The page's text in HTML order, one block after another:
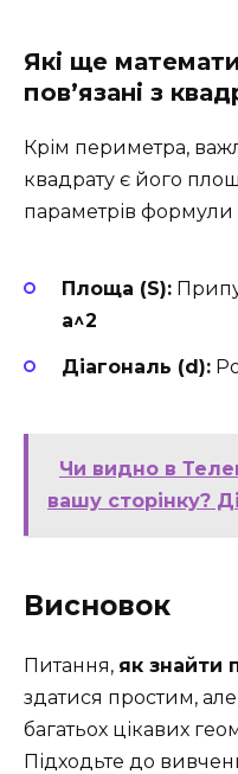
Які ще
пов’язані з
Крім периметра,
квадрату є його
параметрів формули
Площа (S):
a^2
Діагональ (d):
Чи видно в
вашу сторінку?
Висновок
Питання, як знайти
здатися простим,
багатьох цікавих
Підходьте до